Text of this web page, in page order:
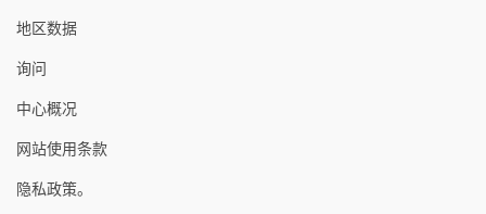
地区数据
询问
中心概况
网站使用条款
隐私政策。